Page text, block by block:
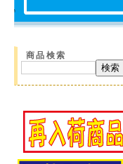
商品検索